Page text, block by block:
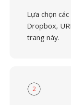
Lựa chọn
Dropbox,
trang này.
2